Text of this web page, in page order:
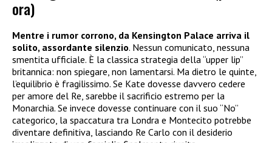
ora)
Mentre i rumor corrono, da Kensington Palace arriva il
solito, assordante silenzio. Nessun comunicato, nessuna
smentita ufficiale. È la classica strategia della “upper lip”
britannica: non spiegare, non lamentarsi. Ma dietro le quinte,
l’equilibrio è fragilissimo. Se Kate dovesse davvero cedere
per amore del Re, sarebbe il sacrificio estremo per la
Monarchia. Se invece dovesse continuare con il suo “No”
categorico, la spaccatura tra Londra e Montecito potrebbe
diventare definitiva, lasciando Re Carlo con il desiderio